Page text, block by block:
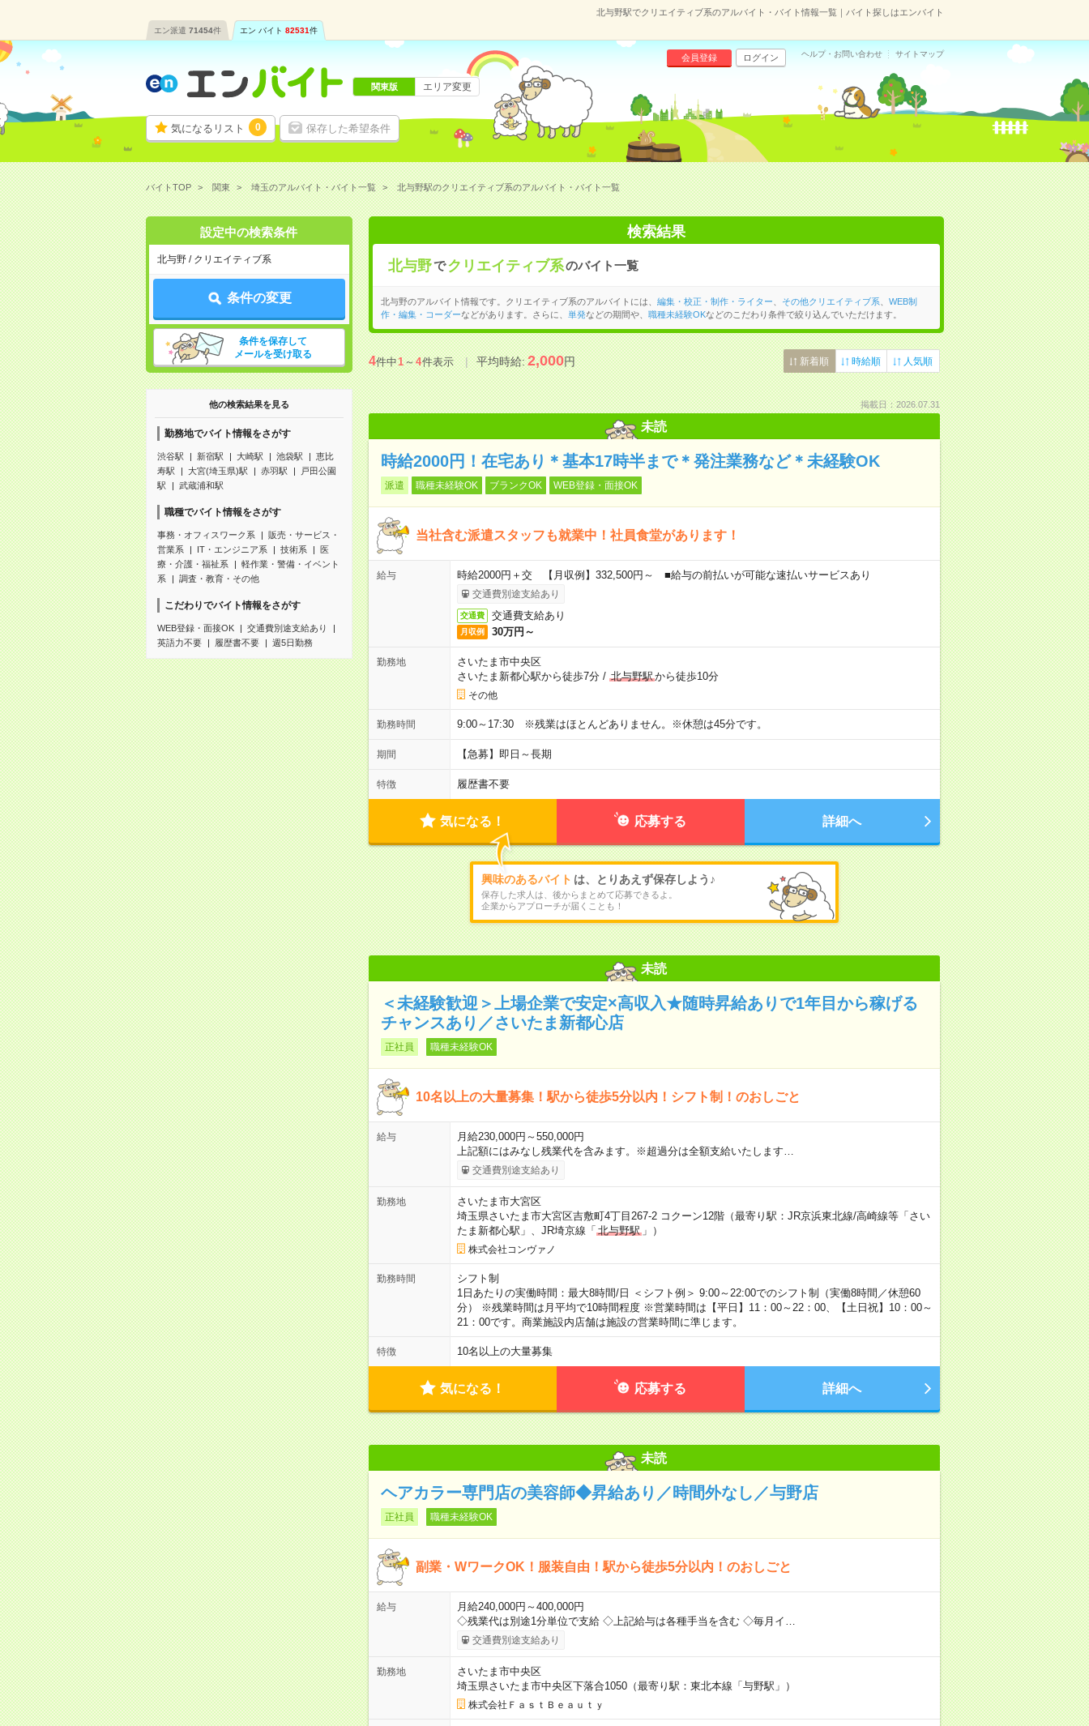
北与野駅でクリエイティブ系のアルバイト・バイト情報一覧｜バイト探しはエンバイト
エン派遣 71454件 エン バイト 82531件
気になるリスト 0 保存した希望条件
会員登録 ログイン ヘルプ・お問い合わせ サイトマップ
関東版 エリア変更
バイトTOP 関東 埼玉のアルバイト・バイト一覧 北与野駅のクリエイティブ系のアルバイト・バイト一覧
設定中の検索条件
北与野 / クリエイティブ系
条件の変更
条件を保存して
メールを受け取る
他の検索結果を見る
勤務地でバイト情報をさがす
渋谷駅 新宿駅 大崎駅 池袋駅
恵比
寿駅
大宮(埼玉県)駅 赤羽駅
戸田公園
駅
武蔵浦和駅
職種でバイト情報をさがす
事務・オフィスワーク系
販売・サービス・
営業系
IT・エンジニア系 技術系
医
療・介護・福祉系
軽作業・警備・イベント
系
調査・教育・その他
こだわりでバイト情報をさがす
WEB登録・面接OK
交通費別途支給あり
英語力不要
履歴書不要 週5日勤務
検索結果
北与野で クリエイティブ系のバイト一覧
北与野のアルバイト情報です。クリエイティブ系のアルバイトには、 編集・校正・制作・ライター その他クリエイティブ系
WEB制
作・編集・コーダーなどがあります。さらに、 単発などの期間や、 職種未経験OKなどのこだわり条件で絞り込んでいただけます。
4件中1～4件表示 平均時給:2,000円 新着順 時給順 人気順
掲載日：2026.07.31
未読
時給2000円！在宅あり＊基本17時半まで＊発注業務など＊未経験OK
派遣 職種未経験OK ブランクOK WEB登録・面接OK
当社含む派遣スタッフも就業中！社員食堂があります！
給与 時給2000円＋交 【月収例】332,500円～ ■給与の前払いが可能な速払いサービスあり
交通費別途支給あり
交通費 交通費支給あり
月収例 30万円～
勤務地
さいたま市中央区
さいたま新都心駅から徒歩7分/ 北与野駅から徒歩10分
その他
勤務時間 9:00～17:30 ※残業はほとんどありません。※休憩は45分です。
期間 【急募】即日～長期
特徴 履歴書不要
気になる！ 応募する 詳細へ
興味のあるバイト は、とりあえず保存しよう♪
保存した求人は、後からまとめて応募できるよ。
企業からアプローチが届くことも！
未読
＜未経験歓迎＞上場企業で安定×高収入★随時昇給ありで1年目から稼げる
チャンスあり／さいたま新都心店
正社員 職種未経験OK
10名以上の大量募集！駅から徒歩5分以内！シフト制！のおしごと
給与
月給230,000円～550,000円
上記額にはみなし残業代を含みます。※超過分は全額支給いたします…
交通費別途支給あり
勤務地
さいたま市大宮区
埼玉県さいたま市大宮区吉敷町4丁目267-2 コクーン12階（最寄り駅：JR京浜東北線/高崎線等「さい
たま新都心駅」、JR埼京線「北与野駅」）
株式会社コンヴァノ
勤務時間
シフト制
1日あたりの実働時間：最大8時間/日 ＜シフト例＞ 9:00～22:00でのシフト制（実働8時間／休憩60
分） ※残業時間は月平均で10時間程度 ※営業時間は【平日】11：00～22：00、【土日祝】10：00～
21：00です。商業施設内店舗は施設の営業時間に準じます。
特徴 10名以上の大量募集
気になる！ 応募する 詳細へ
未読
ヘアカラー専門店の美容師◆昇給あり／時間外なし／与野店
正社員 職種未経験OK
副業・WワークOK！服装自由！駅から徒歩5分以内！のおしごと
給与
月給240,000円～400,000円
◇残業代は別途1分単位で支給 ◇上記給与は各種手当を含む ◇毎月イ…
交通費別途支給あり
勤務地
さいたま市中央区
埼玉県さいたま市中央区下落合1050（最寄り駅：東北本線「与野駅」）
株式会社ＦａｓｔＢｅａｕｔｙ